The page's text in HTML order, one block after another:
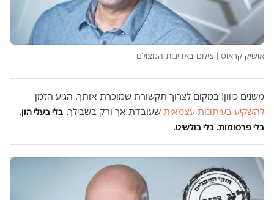
אושיק קראוס | צילום באדיבות המצולם
משנים כיוון! במקום לצרוך תקשורת שמוכרת אותך, הגיע הזמן
להשקיע בעיתונות עצמאית שעובדת אך ורק בשבילך. בלי בעלי הון.
בלי פרסומות. בלי בולשיט.